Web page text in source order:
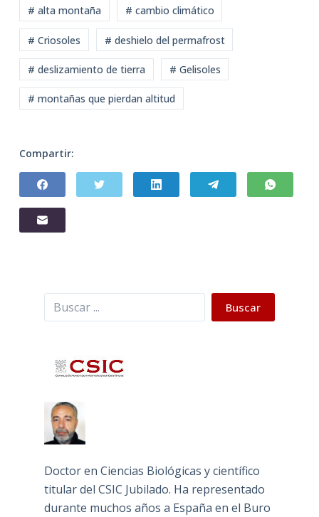
# alta montaña # cambio climático
# Criosoles # deshielo del permafrost
# deslizamiento de tierra # Gelisoles
# montañas que pierdan altitud
Compartir:
Buscar Buscar
Doctor en Ciencias Biológicas y científico
titular del CSIC Jubilado. Ha representado
durante muchos años a España en el Buro